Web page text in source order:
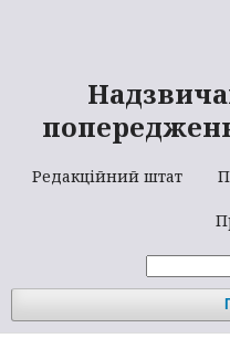
Редакційний штат